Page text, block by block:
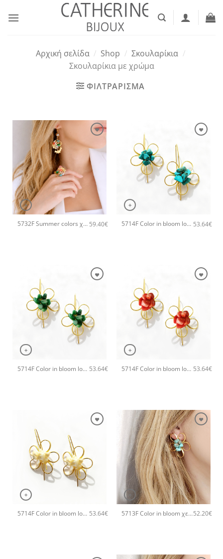
στο
Αρχική σελίδα / Shop / Σκουλαρίκια /
Σκουλαρίκια με χρώμα
ΦΙΛΤΡΑΡΙΣΜΑ
+
5732F Summer colors χειροποίητα σκουλαρίκια Catherine bijoux Χρυσό 59.40€
+
5714F Color in bloom long χειροποίητα σκουλαρίκια Catherine bijoux Τυρκουάζ 53.64€
+
5714F Color in bloom long χειροποίητα σκουλαρίκια Catherine bijoux Πράσινο 53.64€
+
5714F Color in bloom long χειροποίητα σκουλαρίκια Catherine bijoux Πορτοκαλί 53.64€
+
5714F Color in bloom long χειροποίητα σκουλαρίκια Catherine bijoux Άσπρο 53.64€
+
5713F Color in bloom χειροποίητα σκουλαρίκια Catherine bijoux Τυρκουάζ52.20€